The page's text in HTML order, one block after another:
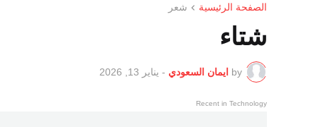
الصفحة الرئيسية شعر
شتاء
by ايمان السعودي - يناير 13, 2026
Recent in Technology